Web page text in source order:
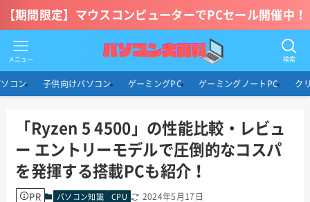
【期間限定】マウスコンピューターでPCセール開催中！
検索
メニュー
コン 子供向けパソコン ゲーミングPC ゲーミングノートPC ク
「Ryzen 5 4500」の性能比較・レビュ
ー エントリーモデルで圧倒的なコスパ
を発揮する搭載PCも紹介！
PR パソコン知識 CPU 2024年5月17日